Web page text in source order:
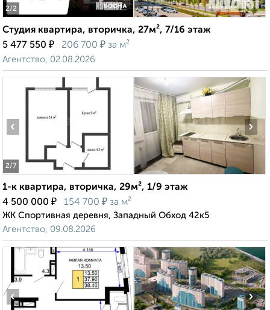
2/2
Студия квартира, вторичка, 27м², 7/16 этаж
5 477 550 ₽ 206 700 ₽ за м²
Агентство, 02.08.2026
2/7
‹ ›
1-к квартира, вторичка, 29м², 1/9 этаж
4 500 000 ₽ 154 700 ₽ за м²
ЖК Спортивная деревня, Западный Обход 42к5
Агентство, 09.08.2026
‹ ›